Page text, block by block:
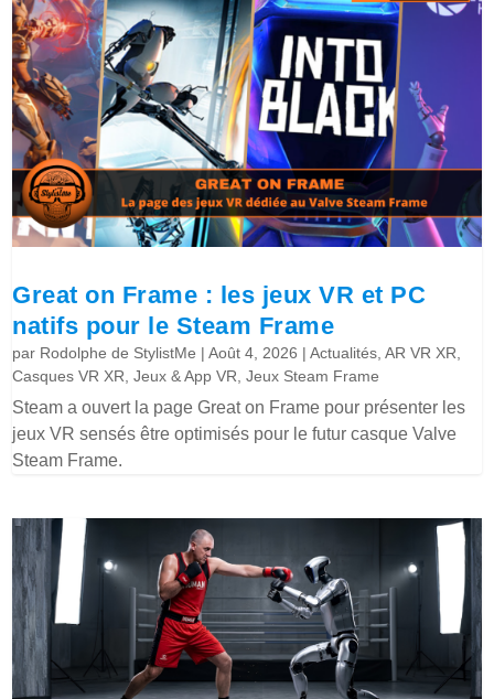
Great on Frame : les jeux VR et PC
natifs pour le Steam Frame
par Rodolphe de StylistMe |Août 4, 2026 |Actualités ,AR VR XR
Casques VR XR ,Jeux & App VR ,Jeux Steam Frame
Steam a ouvert la page Great on Frame pour présenter les
jeux VR sensés être optimisés pour le futur casque Valve
Steam Frame.